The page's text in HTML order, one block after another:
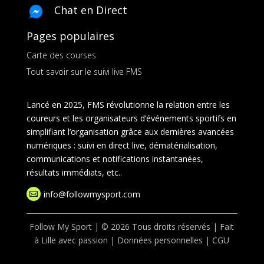
Chat en Direct
Pages populaires
Carte des courses
Tout savoir sur le suivi live FMS
Lancé en 2025, FMS révolutionne la relation entre les
coureurs et les organisateurs d’événements sportifs en
simplifiant l’organisation grâce aux dernières avancées
numériques : suivi en direct live, dématérialisation,
communications et notifications instantanées,
résultats immédiats, etc..
 info@followmysport.com
Follow My Sport | © 2026 Tous droits réservés | Fait
à Lille avec passion | Données personnelles |CGU